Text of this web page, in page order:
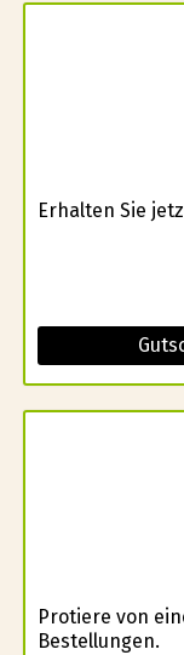
Erhalten Sie
Profitiere von
Bestellungen.